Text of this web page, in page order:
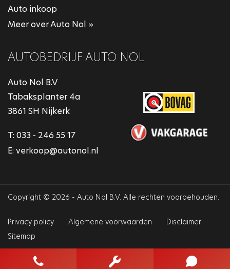
Auto inkoop
Meer over Auto Nol »
AUTOBEDRIJF AUTO NOL
Auto Nol B.V
Tabaksplanter 4a
3861 SH Nijkerk
T: 033 - 246 55 17
E: verkoop@autonol.nl
Copyright © 2026 - Auto Nol B.V. Alle rechten voorbehouden.
Privacy policy Algemene voorwaarden
Disclaimer
Sitemap